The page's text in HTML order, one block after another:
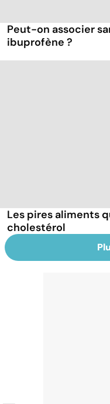
Peut-on associer
ibuprofène ?
Les pires aliments
cholestérol